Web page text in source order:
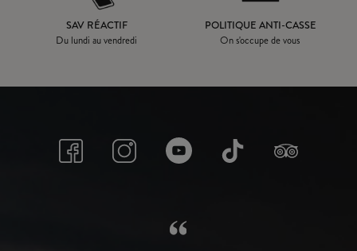
SAV RÉACTIF
Du lundi au vendredi
POLITIQUE ANTI-CASSE
On s'occupe de vous